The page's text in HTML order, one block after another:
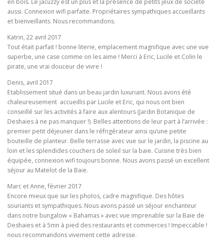
aussi. Connexion wifi parfaite. Propriétaires sympathiques accueillants
et bienveillants. Nous recommandons.
Katrin, 22 avril 2017
Tout était parfait ! bonne literie, emplacement magnifique avec une vue
superbe, une case comme on les aime ! Merci à Eric, Lucile et Colin le
pirate, une vrai douceur de vivre !
Denis, avril 2017
Etablissement situé dans un beau jardin luxuriant. Nous avons été
chaleureusement accueillis par Lucile et Eric, qui nous ont bien
conseillé sur les activités à faire aux alentours (Jardin Botanique de
Deshaies à ne pas manquer !). Belles attentions de leur part à l’arrivée :
premier petit déjeuner dans le réfrigérateur ainsi qu’une petite
bouteille de planteur. Belle terrasse avec vue sur le jardin, la piscine au
loin et les splendides couchers de soleil sur la baie. Cuisine très bien
équipée, connexion wifi toujours bonne. Nous avons passé un excellent
séjour au Matelot de la Baie.
Marc et Anne, février 2017
Encore mieux que sur les photos, cadre magnifique. Des hôtes
souriants et sympathiques. Nous avons passé un séjour enchanteur
dans notre bungalow « Bahamas » avec vue imprenable sur la Baie de
Deshaies et à 5mn à pied des restaurants et commerces ! Impeccable !
nous recommandons vivement cette adresse.